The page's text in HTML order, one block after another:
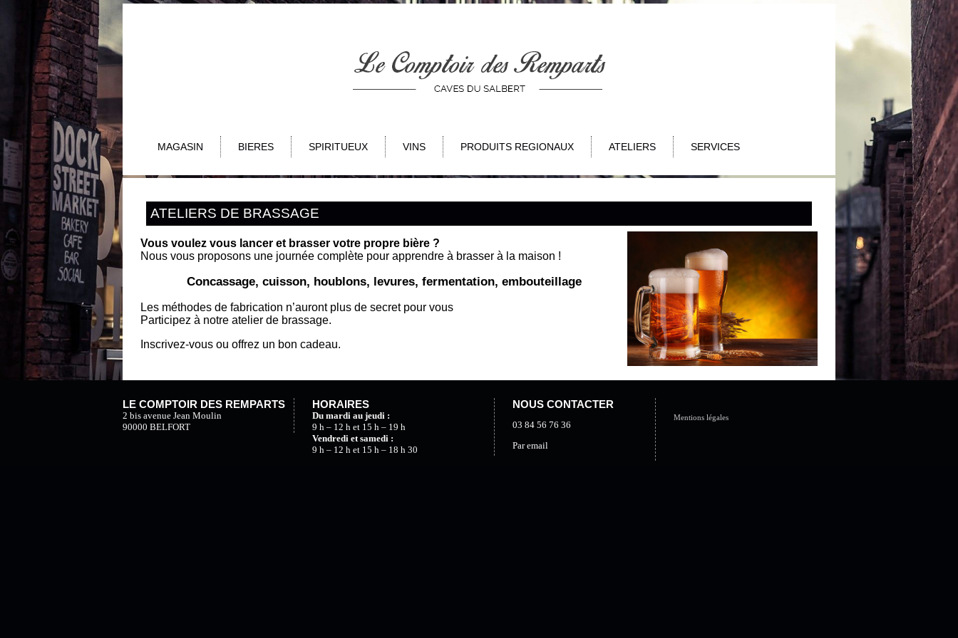
MAGASIN BIERES SPIRITUEUX VINS PRODUITS REGIONAUX ATELIERS SERVICES
ATELIERS DE BRASSAGE
Vous voulez vous lancer et brasser votre propre bière ?
Nous vous proposons une journée complète pour apprendre à brasser à la maison !
Concassage, cuisson, houblons, levures, fermentation, embouteillage
Les méthodes de fabrication n’auront plus de secret pour vous
Participez à notre atelier de brassage.
Inscrivez-vous ou offrez un bon cadeau.
LE COMPTOIR DES REMPARTS
2 bis avenue Jean Moulin
90000 BELFORT
HORAIRES
Du mardi au jeudi :
9 h – 12 h et 15 h – 19 h
Vendredi et samedi :
9 h – 12 h et 15 h – 18 h 30
NOUS CONTACTER
03 84 56 76 36
Par email
Mentions légales